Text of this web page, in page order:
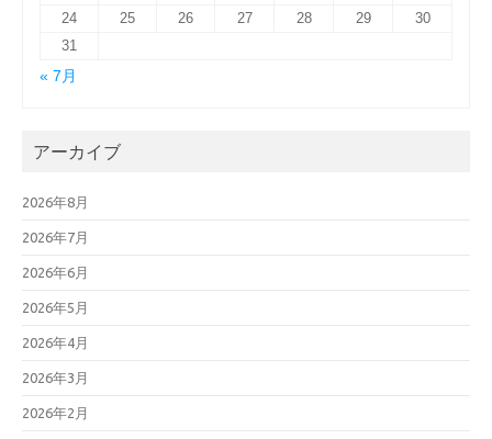
24
25 26 27 28 29
30
31
« 7月
アーカイブ
2026年8月
2026年7月
2026年6月
2026年5月
2026年4月
2026年3月
2026年2月